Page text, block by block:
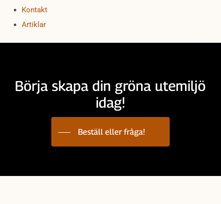
Kontakt
Artiklar
Börja skapa din gröna utemiljö
idag!
Beställ eller fråga!